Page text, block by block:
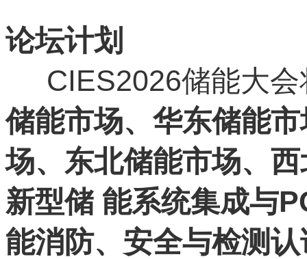
论坛计划
CIES2026储能大会
储能市场、华东储能
场、东北储能市场、
新型储 能系统集成与
能消防、安全与检测